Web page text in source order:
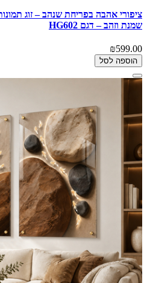
ציפורי אהבה בפריחת שנהב – זוג
שמנת וזהב – דגם HG602
₪599.00
הוספה לסל